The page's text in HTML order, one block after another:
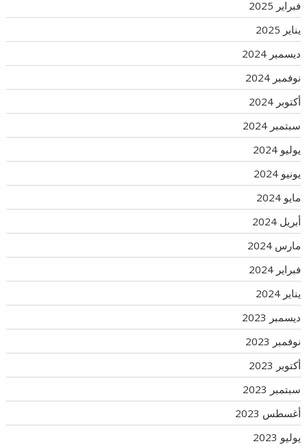
فبراير 2025
يناير 2025
ديسمبر 2024
نوفمبر 2024
أكتوبر 2024
سبتمبر 2024
يوليو 2024
يونيو 2024
مايو 2024
أبريل 2024
مارس 2024
فبراير 2024
يناير 2024
ديسمبر 2023
نوفمبر 2023
أكتوبر 2023
سبتمبر 2023
أغسطس 2023
يوليو 2023